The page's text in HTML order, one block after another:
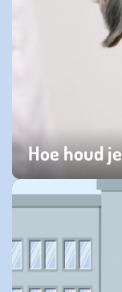
Hoe houd
vrijdag 17